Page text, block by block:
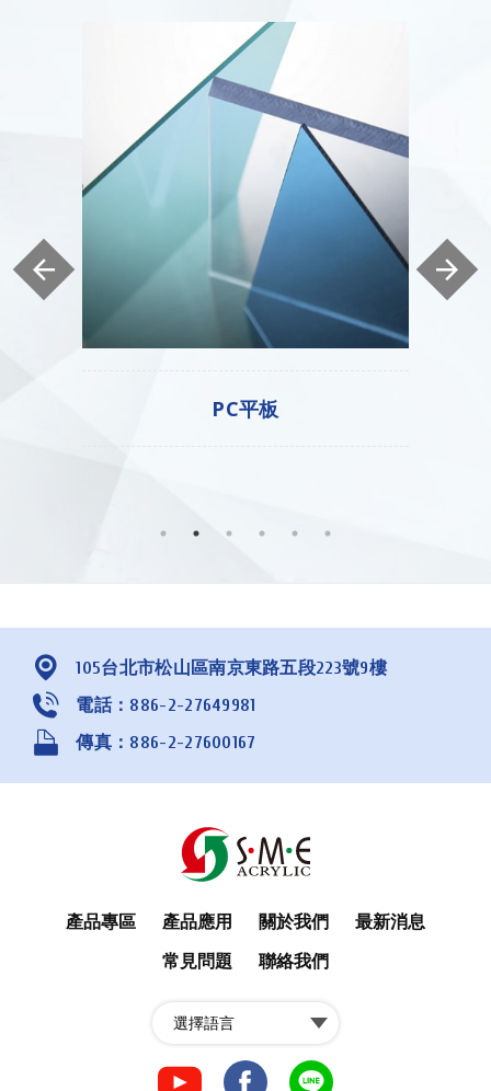
PC顆粒板
105台北市松山區南京東路五段223號9樓
電話：886-2-27649981
傳真：886-2-27600167
產品專區 產品應用 關於我們
最新消息
常見問題
聯絡我們